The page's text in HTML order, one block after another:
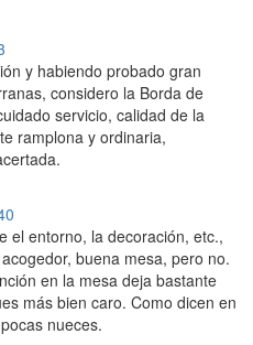
y habiendo probado gran
considero la Borda de
servicio, calidad de la
ramplona y ordinaria,
el entorno, la decoración, etc.,
buena mesa, pero no.
en la mesa deja bastante
más bien caro. Como dicen en
nueces.